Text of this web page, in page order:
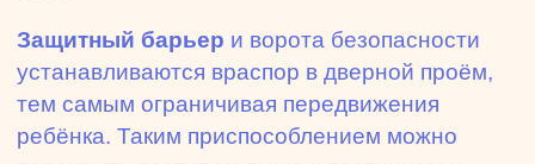
Защитный барьер и ворота безопасности
устанавливаются враспор в дверной проём,
тем самым ограничивая передвижения
ребёнка. Таким приспособлением можно